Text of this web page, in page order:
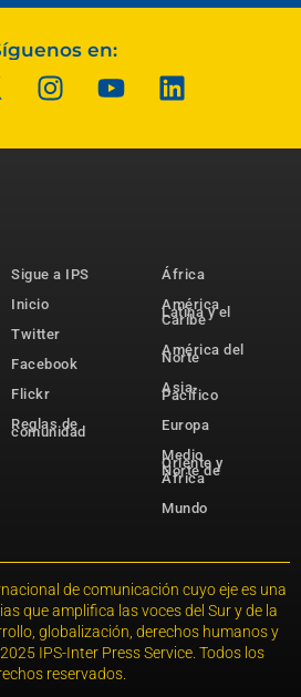
en:
Sigue a IPS
Inicio
Twitter
Facebook
Flickr
Reglas de
comunidad
África
América
Latina y el
Caribe
América del
Norte
Asia-
Pacífico
Europa
Medio
Oriente y
Norte de
África
Mundo
de comunicación cuyo eje es una
que amplifica las voces del Sur y de la
globalización, derechos humanos y
IPS-Inter Press Service. Todos los
reservados.